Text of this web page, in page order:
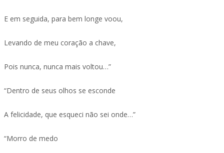
E em seguida, para bem longe voou,
Levando de meu coração a chave,
Pois nunca, nunca mais voltou…”
“Dentro de seus olhos se esconde
A felicidade, que esqueci não sei onde…”
“Morro de medo